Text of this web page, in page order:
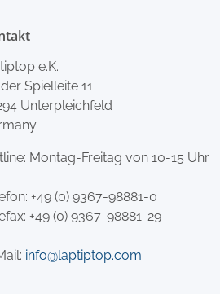
e.K.
Spielleite 11
Unterpleichfeld
Montag-Freitag von 10-15 Uhr
+49 (0) 9367-98881-0
+49 (0) 9367-98881-29
info@laptiptop.com